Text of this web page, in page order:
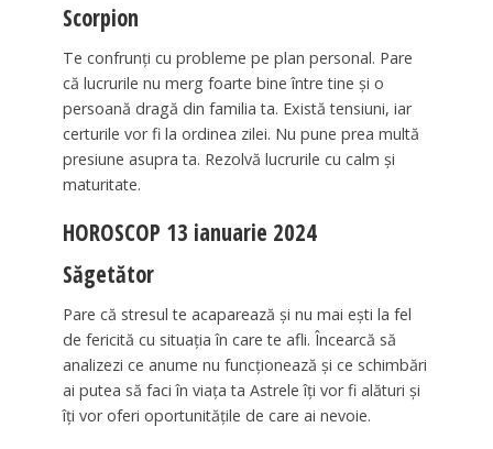
Scorpion
Te confrunți cu probleme pe plan personal. Pare
că lucrurile nu merg foarte bine între tine și o
persoană dragă din familia ta. Există tensiuni, iar
certurile vor fi la ordinea zilei. Nu pune prea multă
presiune asupra ta. Rezolvă lucrurile cu calm și
maturitate.
HOROSCOP 13 ianuarie 2024
Săgetător
Pare că stresul te acaparează și nu mai ești la fel
de fericită cu situația în care te afli. Încearcă să
analizezi ce anume nu funcționează și ce schimbări
ai putea să faci în viața ta Astrele îți vor fi alături și
îți vor oferi oportunitățile de care ai nevoie.